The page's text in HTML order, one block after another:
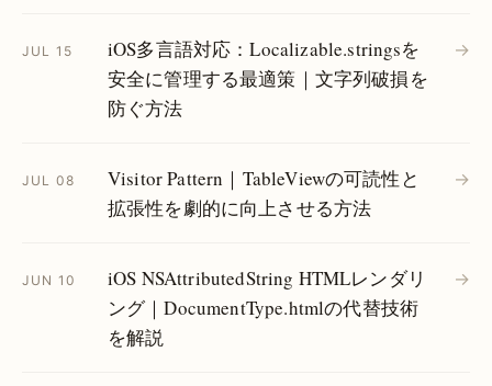
JUL 15
iOS多言語対応：Localizable.stringsを
安全に管理する最適策｜文字列破損を
防ぐ方法
→
JUL 08
Visitor Pattern｜TableViewの可読性と
拡張性を劇的に向上させる方法
→
JUN 10
iOS NSAttributedString HTMLレンダリ
ング｜DocumentType.htmlの代替技術
を解説
→